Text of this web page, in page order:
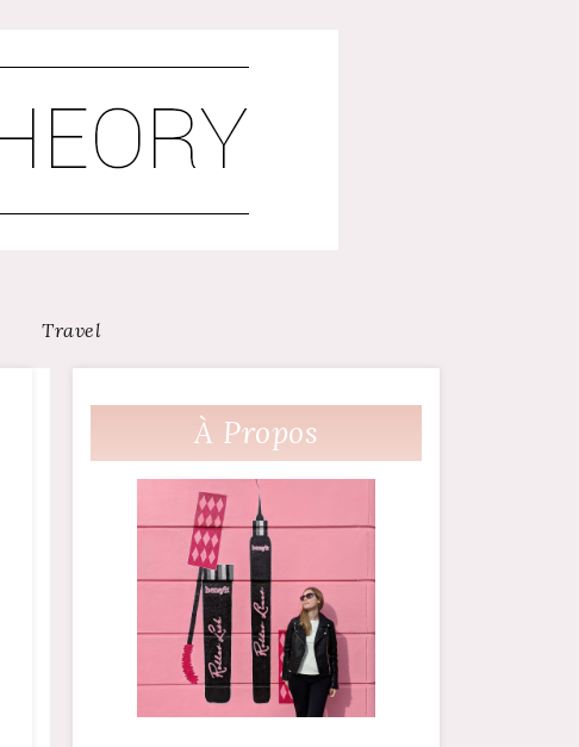
Travel
À Propos